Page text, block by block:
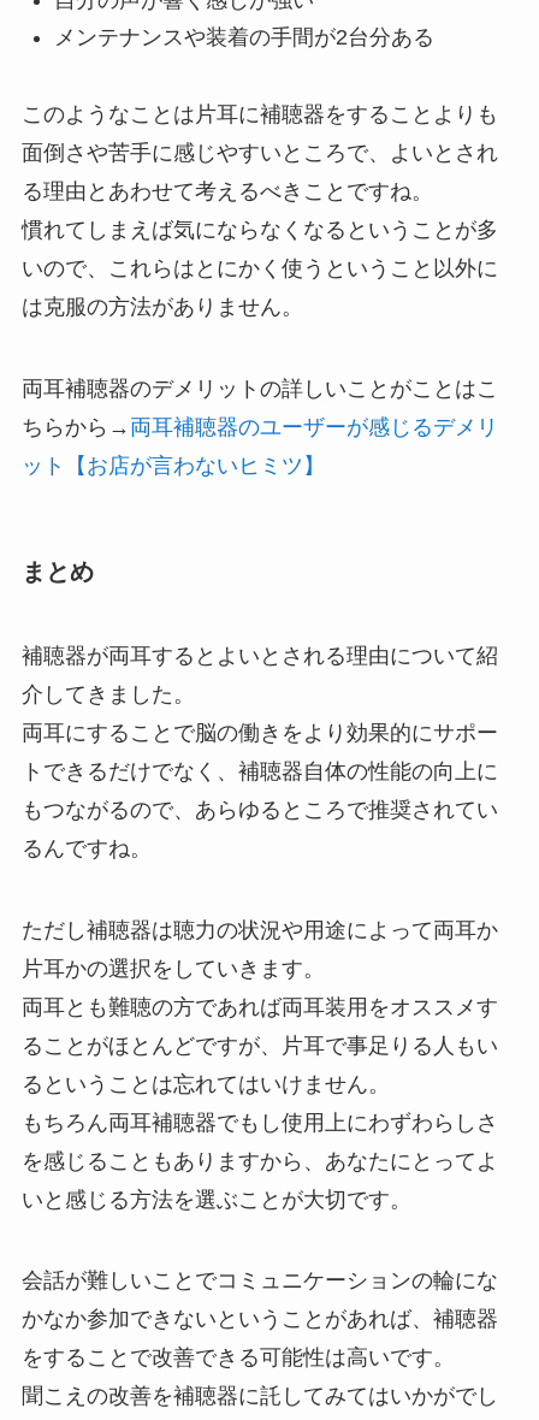
メンテナンスや装着の手間が2台分ある
このようなことは片耳に補聴器をすることよりも
面倒さや苦手に感じやすいところで、よいとされ
る理由とあわせて考えるべきことですね。
慣れてしまえば気にならなくなるということが多
いので、これらはとにかく使うということ以外に
は克服の方法がありません。
両耳補聴器のデメリットの詳しいことがことはこ
ちらから→ 両耳補聴器のユーザーが感じるデメリ
ット【お店が言わないヒミツ】
まとめ
補聴器が両耳するとよいとされる理由について紹
介してきました。
両耳にすることで脳の働きをより効果的にサポー
トできるだけでなく、補聴器自体の性能の向上に
もつながるので、あらゆるところで推奨されてい
るんですね。
ただし補聴器は聴力の状況や用途によって両耳か
片耳かの選択をしていきます。
両耳とも難聴の方であれば両耳装用をオススメす
ることがほとんどですが、片耳で事足りる人もい
るということは忘れてはいけません。
もちろん両耳補聴器でもし使用上にわずわらしさ
を感じることもありますから、あなたにとってよ
いと感じる方法を選ぶことが大切です。
会話が難しいことでコミュニケーションの輪にな
かなか参加できないということがあれば、補聴器
をすることで改善できる可能性は高いです。
聞こえの改善を補聴器に託してみてはいかがでし